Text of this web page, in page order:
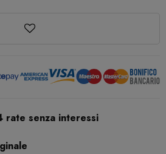
rate senza interessi